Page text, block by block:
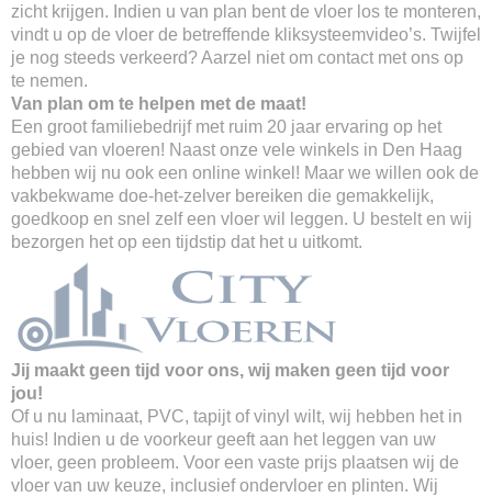
zicht krijgen. Indien u van plan bent de vloer los te monteren,
vindt u op de vloer de betreffende kliksysteemvideo’s. Twijfel
je nog steeds verkeerd? Aarzel niet om contact met ons op
te nemen.
Van plan om te helpen met de maat!
Een groot familiebedrijf met ruim 20 jaar ervaring op het
gebied van vloeren! Naast onze vele winkels in Den Haag
hebben wij nu ook een online winkel! Maar we willen ook de
vakbekwame doe-het-zelver bereiken die gemakkelijk,
goedkoop en snel zelf een vloer wil leggen. U bestelt en wij
bezorgen het op een tijdstip dat het u uitkomt.
Jij maakt geen tijd voor ons, wij maken geen tijd voor
jou!
Of u nu laminaat, PVC, tapijt of vinyl wilt, wij hebben het in
huis! Indien u de voorkeur geeft aan het leggen van uw
vloer, geen probleem. Voor een vaste prijs plaatsen wij de
vloer van uw keuze, inclusief ondervloer en plinten. Wij